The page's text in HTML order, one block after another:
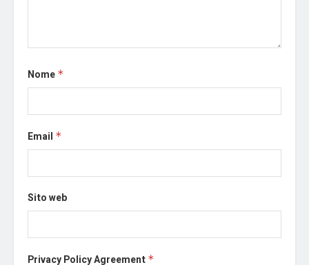
Nome *
Email *
Sito web
Privacy Policy Agreement *